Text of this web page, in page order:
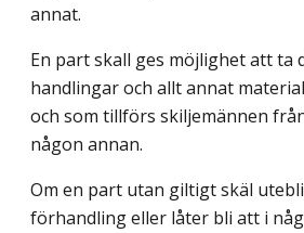
annat.
En part skall ges möjlighet att ta
handlingar och allt annat
och som tillförs skiljemännen
någon annan.
Om en part utan giltigt skäl
förhandling eller låter bli att i